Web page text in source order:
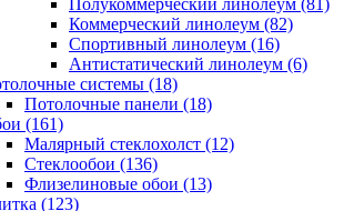
Полукоммерческий линолеум (81)
Коммерческий линолеум (82)
Спортивный линолеум (16)
Антистатический линолеум (6)
системы (18)
Потолочные панели (18)
(161)
Малярный стеклохолст (12)
Стеклообои (136)
Флизелиновые обои (13)
(123)